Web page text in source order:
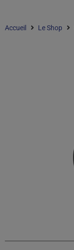
Accueil Le Shop